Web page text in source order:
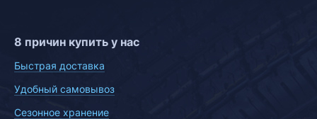
8 причин купить у нас
Быстрая доставка
Удобный самовывоз
Сезонное хранение